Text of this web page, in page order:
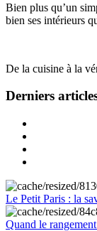
Bien plus qu’un
bien ses intérieurs
De la cuisine à la
Derniers
Le Petit Paris : la
Quand le